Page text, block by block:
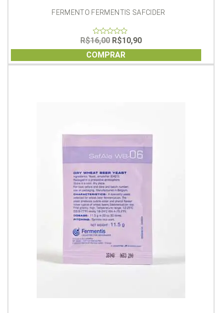
FERMENTO FERMENTIS SAFCIDER
0
out
of
5
R$16,00 O
preço
original
era:
R$10,90O
preço
é:
COMPRAR